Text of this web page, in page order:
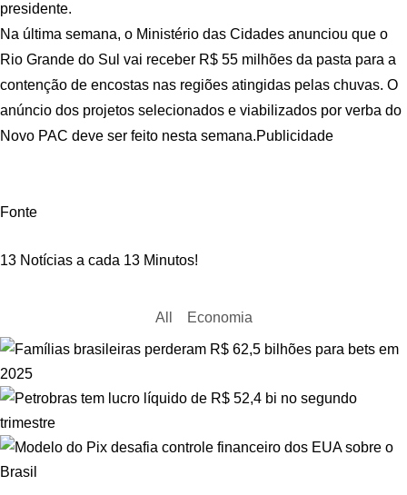
presidente.
Na última semana, o Ministério das Cidades anunciou que o
Rio Grande do Sul vai receber R$ 55 milhões da pasta para a
contenção de encostas nas regiões atingidas pelas chuvas. O
anúncio dos projetos selecionados e viabilizados por verba do
Novo PAC deve ser feito nesta semana.Publicidade
Fonte
13 Notícias a cada 13 Minutos!
All Economia